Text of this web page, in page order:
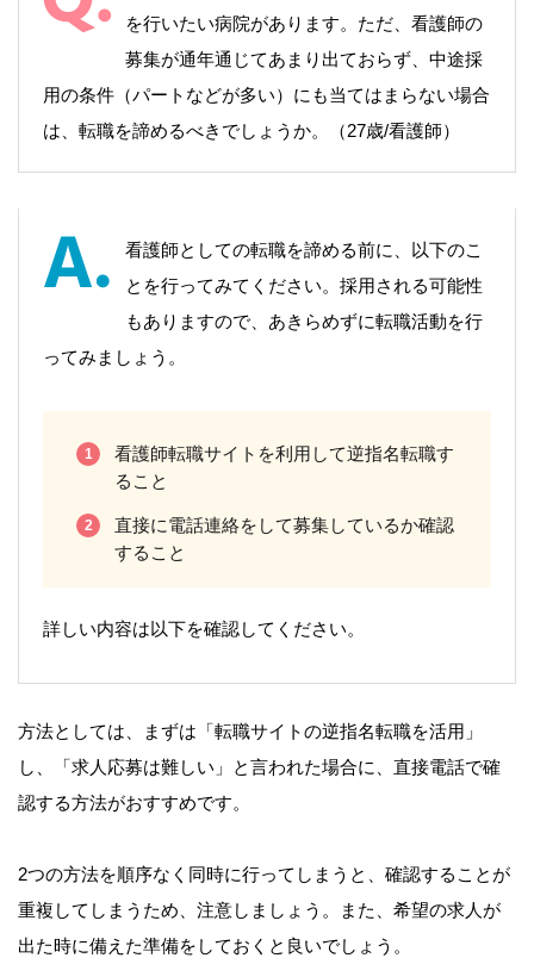
を行いたい病院があります。ただ、看護師の
募集が通年通じてあまり出ておらず、中途採
用の条件（パートなどが多い）にも当てはまらない場合
は、転職を諦めるべきでしょうか。（27歳/看護師）
看護師としての転職を諦める前に、以下のこ
とを行ってみてください。採用される可能性
もありますので、あきらめずに転職活動を行
ってみましょう。
看護師転職サイトを利用して逆指名転職す
ること
直接に電話連絡をして募集しているか確認
すること
詳しい内容は以下を確認してください。
方法としては、まずは「転職サイトの逆指名転職を活用」
し、「求人応募は難しい」と言われた場合に、直接電話で確
認する方法がおすすめです。
2つの方法を順序なく同時に行ってしまうと、確認することが
重複してしまうため、注意しましょう。また、希望の求人が
出た時に備えた準備をしておくと良いでしょう。